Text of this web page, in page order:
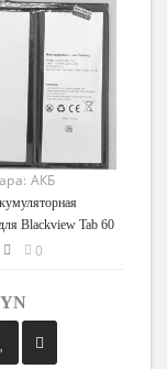
АКБ
для Blackview
Blackview Tab 60
A)
0